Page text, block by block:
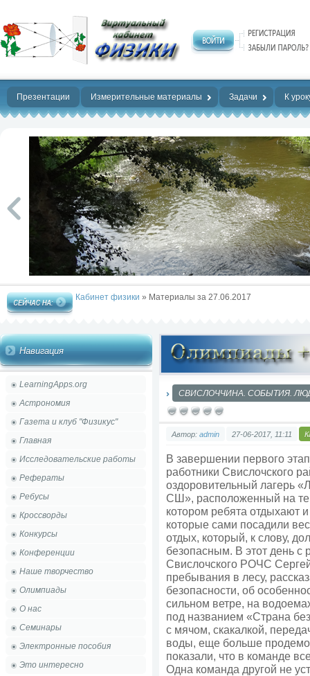
Нет предела
совершенству!
Презентации Измерительные материалы Задачи К
Кабинет физики » Материалы за 27.06.2017
Навигация
LearningApps.org
Астрономия
Газета и клуб "Физикус"
Главная
Исследовательские работы
Рефераты
Ребусы
Кроссворды
Конкурсы
Конференции
Наше творчество
Олимпиады
О нас
Семинары
Электронные пособия
Это интересно
СВИСЛОЧЧИНА. СОБЫТИЯ. ЛЮДИ.
Автор: admin 27-06-2017, 11:11
В завершении первого
работники Свислочского
оздоровительный лагерь
СШ», расположенный на
котором ребята отдыхают
которые сами посадили
отдых, который, к слову,
безопасным. В этот день с
Свислочского РОЧС
пребывания в лесу,
безопасности, об
сильном ветре, на
под названием «Страна
с мячом, скакалкой,
воды, еще больше
показали, что в команде
Одна команда другой не